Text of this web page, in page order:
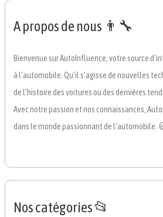
A propos de nous 👨‍🔧
Bienvenue sur AutoInfluence, votre source
à l’automobile. Qu’il s’agisse de nouvelles
de l’histoire des voitures ou des dernières
Avec notre passion et nos connaissances,
dans le monde passionnant de l’automobile.
Nos catégories 📂